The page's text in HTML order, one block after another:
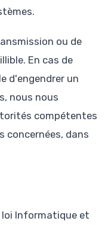
ou de
En cas de
d'engendrer un
nous nous
compétentes
concernées, dans
loi Informatique et